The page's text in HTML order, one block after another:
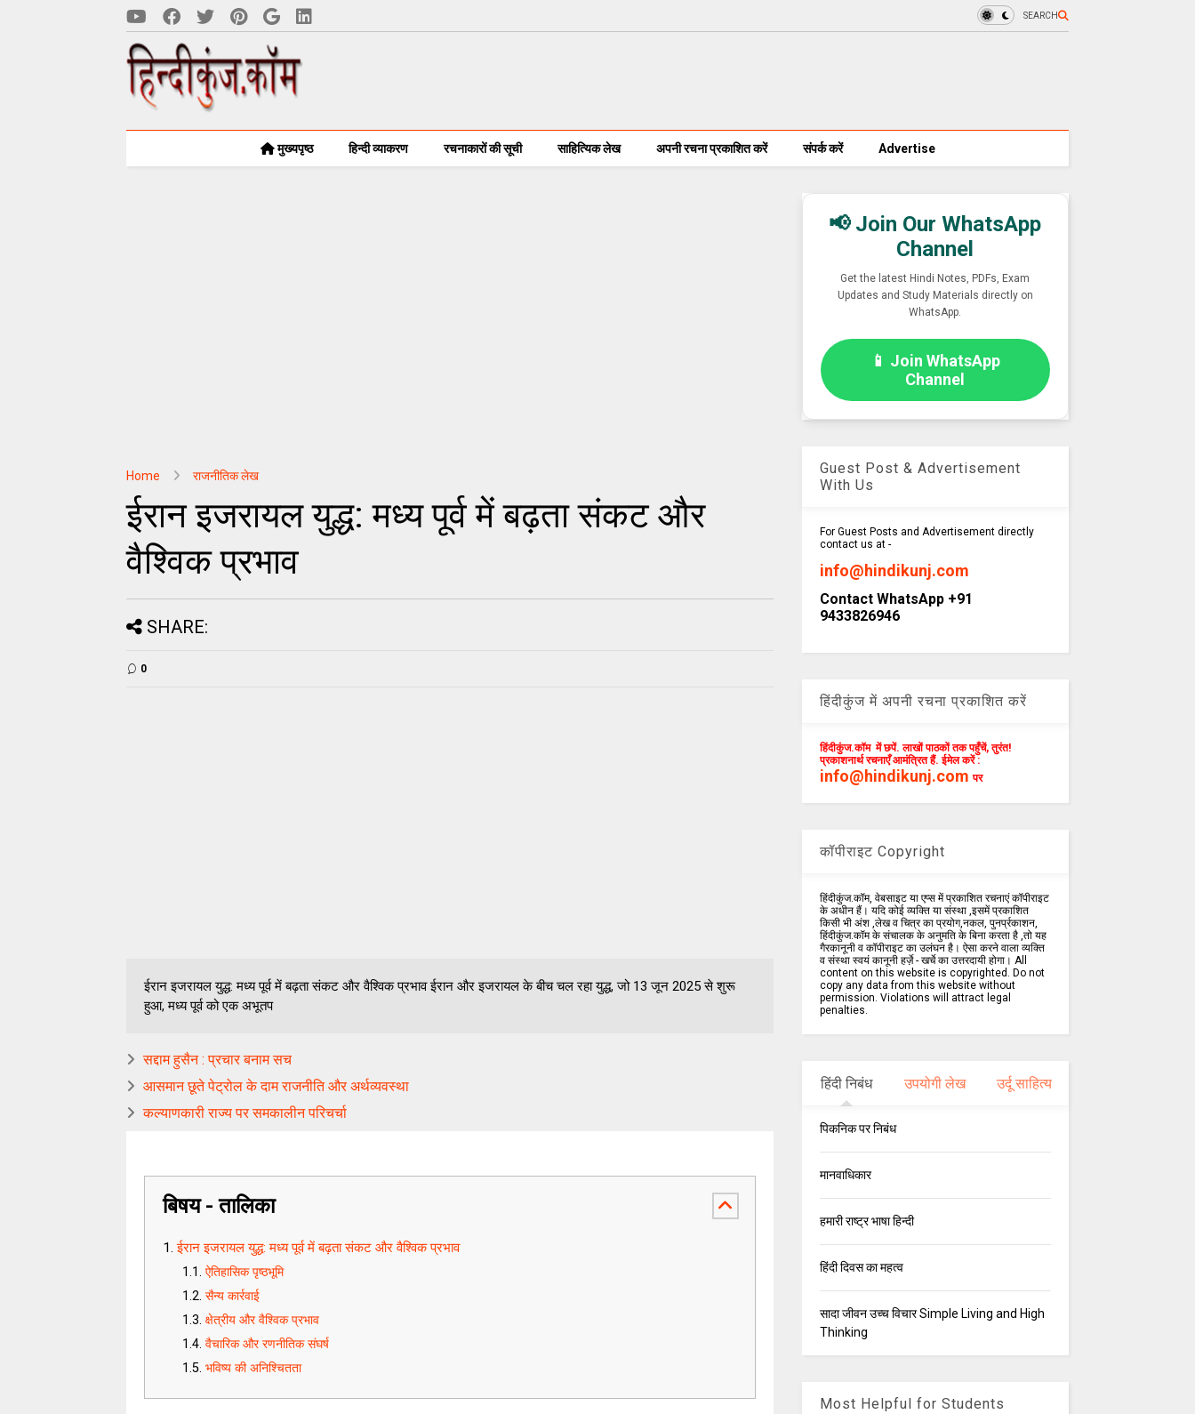
SEARCH
मुख्यपृष्ठ हिन्दी व्याकरण रचनाकारों की सूची साहित्यिक लेख अपनी रचना प्रकाशित करें संपर्क करें Advertise
Home राजनीतिक लेख
ईरान इजरायल युद्ध: मध्य पूर्व में बढ़ता संकट और
वैश्विक प्रभाव
SHARE:
0
ईरान इजरायल युद्ध: मध्य पूर्व में बढ़ता संकट और वैश्विक प्रभाव ईरान और इजरायल के बीच चल रहा युद्ध, जो 13 जून 2025 से शुरू
हुआ, मध्य पूर्व को एक अभूतप
सद्दाम हुसैन : प्रचार बनाम सच
आसमान छूते पेट्रोल के दाम राजनीति और अर्थव्यवस्था
कल्याणकारी राज्य पर समकालीन परिचर्चा
बिषय - तालिका
ईरान इजरायल युद्ध: मध्य पूर्व में बढ़ता संकट और वैश्विक प्रभाव
ऐतिहासिक पृष्ठभूमि
सैन्य कार्रवाई
क्षेत्रीय और वैश्विक प्रभाव
वैचारिक और रणनीतिक संघर्ष
भविष्य की अनिश्चितता
📢 Join Our WhatsApp
Channel
Get the latest Hindi Notes, PDFs, Exam
Updates and Study Materials directly on
WhatsApp.
📱 Join WhatsApp
Channel
Guest Post & Advertisement
With Us
For Guest Posts and Advertisement directly
contact us at -
info@hindikunj.com
Contact WhatsApp +91
9433826946
हिंदीकुंज में अपनी रचना प्रकाशित करें
हिंदीकुंज.कॉम में छपें. लाखों पाठकों तक पहुँचें, तुरंत!
प्रकाशनार्थ रचनाएँ आमंत्रित हैं. ईमेल करें :
info@hindikunj.com पर
कॉपीराइट Copyright
हिंदीकुंज.कॉम, वेबसाइट या एप्स में प्रकाशित रचनाएं कॉपीराइट
के अधीन हैं। यदि कोई व्यक्ति या संस्था ,इसमें प्रकाशित
किसी भी अंश ,लेख व चित्र का प्रयोग,नकल, पुनर्प्रकाशन,
हिंदीकुंज.कॉम के संचालक के अनुमति के बिना करता है ,तो यह
गैरकानूनी व कॉपीराइट का उलंघन है। ऐसा करने वाला व्यक्ति
व संस्था स्वयं कानूनी हर्ज़े - खर्चे का उत्तरदायी होगा। All
content on this website is copyrighted. Do not
copy any data from this website without
permission. Violations will attract legal
penalties.
हिंदी निबंध उपयोगी लेख उर्दू साहित्य
पिकनिक पर निबंध
मानवाधिकार
हमारी राष्ट्र भाषा हिन्दी
हिंदी दिवस का महत्व
सादा जीवन उच्च विचार Simple Living and High
Thinking
Most Helpful for Students